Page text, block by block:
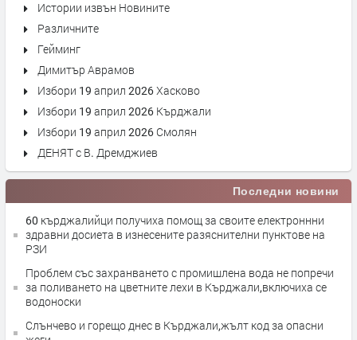
Истории извън Новините
Различните
Гейминг
Димитър Аврамов
Избори 19 април 2026 Хасково
Избори 19 април 2026 Кърджали
Избори 19 април 2026 Смолян
ДЕНЯТ с В. Дремджиев
Последни новини
60 кърджалийци получиха помощ за своите електроннни
здравни досиета в изнесените разяснителни пунктове на
РЗИ
Проблем със захранването с промишлена вода не попречи
за поливането на цветните лехи в Кърджали,включиха се
водоноски
Слънчево и горещо днес в Кърджали,жълт код за опасни